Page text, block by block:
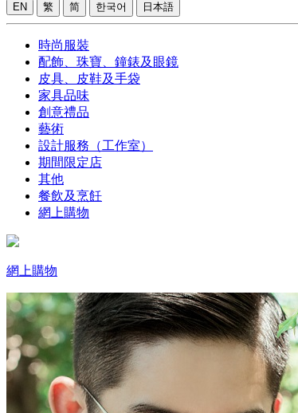
EN 繁 简 한국어 日本語
時尚服裝
配飾、珠寶、鐘錶及眼鏡
皮具、皮鞋及手袋
家具品味
創意禮品
藝術
設計服務（工作室）
期間限定店
其他
餐飲及烹飪
網上購物
網上購物